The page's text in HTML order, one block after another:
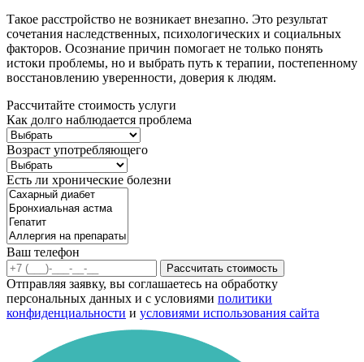
Такое расстройство не возникает внезапно. Это результат
сочетания наследственных, психологических и социальных
факторов. Осознание причин помогает не только понять
истоки проблемы, но и выбрать путь к терапии, постепенному
восстановлению уверенности, доверия к людям.
Рассчитайте стоимость услуги
Как долго наблюдается проблема
Возраст употребляющего
Есть ли хронические болезни
Ваш телефон
Рассчитать стоимость
Отправляя заявку, вы соглашаетесь на обработку
персональных данных и с условиями политики
конфиденциальности и условиями использования сайта